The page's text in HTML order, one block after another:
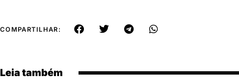
COMPARTILHAR:
Leia também